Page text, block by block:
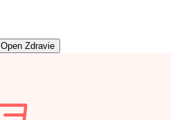
Open Zdravie